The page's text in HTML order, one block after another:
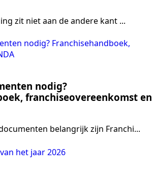
zit niet aan de andere kant ...
nodig?
franchiseovereenkomst en
belangrijk zijn Franchi...